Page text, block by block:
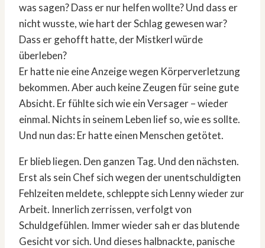
was sagen? Dass er nur helfen wollte? Und dass er
nicht wusste, wie hart der Schlag gewesen war?
Dass er gehofft hatte, der Mistkerl würde
überleben?
Er hatte nie eine Anzeige wegen Körperverletzung
bekommen. Aber auch keine Zeugen für seine gute
Absicht. Er fühlte sich wie ein Versager – wieder
einmal. Nichts in seinem Leben lief so, wie es sollte.
Und nun das: Er hatte einen Menschen getötet.
Er blieb liegen. Den ganzen Tag. Und den nächsten.
Erst als sein Chef sich wegen der unentschuldigten
Fehlzeiten meldete, schleppte sich Lenny wieder zur
Arbeit. Innerlich zerrissen, verfolgt von
Schuldgefühlen. Immer wieder sah er das blutende
Gesicht vor sich. Und dieses halbnackte, panische